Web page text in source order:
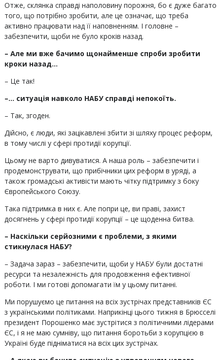
Отже, склянка справді наполовину порожня, бо є дуже багато
того, що потрібно зробити, але це означає, що треба
активно працювати над її наповненням. І головне –
забезпечити, щоби не було кроків назад.
– Але ми вже бачимо щонайменше спроби зробити
кроки назад…
– Це так!
–… ситуація навколо НАБУ справді непокоїть.
– Так, згоден.
Дійсно, є люди, які зацікавлені збити зі шляху процес реформ,
в тому числі у сфері протидії корупції.
Цьому не варто дивуватися. А наша роль – забезпечити і
продемонструвати, що прибічники цих реформ в уряді, а
також громадські активісти мають чітку підтримку з боку
Європейського Союзу.
Така підтримка в них є. Але попри це, ви праві, захист
досягнень у сфері протидії корупції – це щоденна битва.
– Наскільки серйозними є проблеми, з якими
стикнулася НАБУ?
– Задача зараз – забезпечити, щоби у НАБУ були достатні
ресурси та незалежність для продовження ефективної
роботи. І ми готові допомагати їм у цьому питанні.
Ми порушуємо це питання на всіх зустрічах представників ЄС
з українськими політиками. Наприкінці цього тижня в Брюсселі
президент Порошенко має зустрітися з політичними лідерами
ЄС, і я не маю сумніву, що питання боротьби з корупцією в
Україні буде підніматися на всіх цих зустрічах.